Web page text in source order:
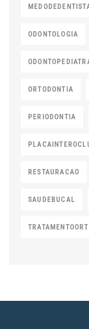
ODONTOLOGIA
ORTODONTIA
PERIODONTIA
RESTAURACAO
SAUDEBUCAL